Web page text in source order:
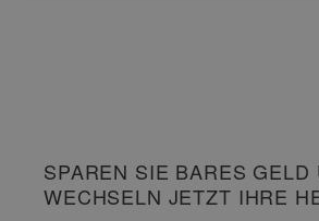
SPAREN SIE BARES GELD
WECHSELN JETZT IHRE